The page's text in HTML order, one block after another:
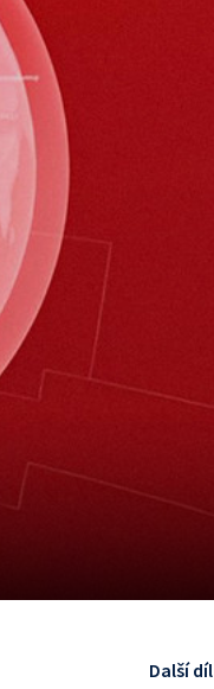
Další díl